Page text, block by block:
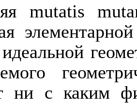
mutatis
ни с каким